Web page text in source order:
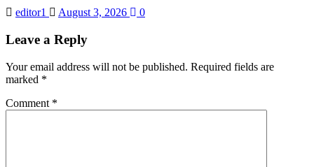
editor1 August 3, 2026 0
Leave a Reply
Your email address will not be published. Required fields are
marked *
Comment *